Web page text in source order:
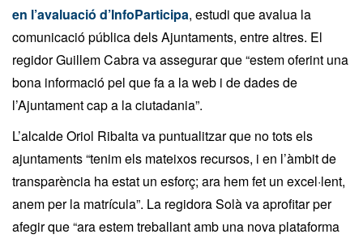
en l’avaluació d’InfoParticipa, estudi que avalua la
comunicació pública dels Ajuntaments, entre altres. El
regidor Guillem Cabra va assegurar que “estem oferint una
bona informació pel que fa a la web i de dades de
l’Ajuntament cap a la ciutadania”.
L’alcalde Oriol Ribalta va puntualitzar que no tots els
ajuntaments “tenim els mateixos recursos, i en l’àmbit de
transparència ha estat un esforç; ara hem fet un excel·lent,
anem per la matrícula”. La regidora Solà va aprofitar per
afegir que “ara estem treballant amb una nova plataforma